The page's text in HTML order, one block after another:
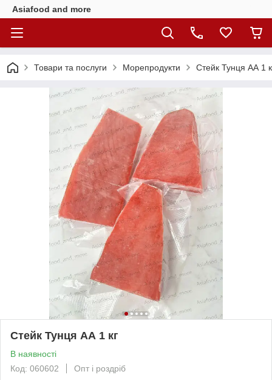
Asiafood and more
Товари та послуги Морепродукти Стейк Тунця АА 1
Стейк Тунця АА 1 кг
В наявності
Код: 060602
Опт і роздріб